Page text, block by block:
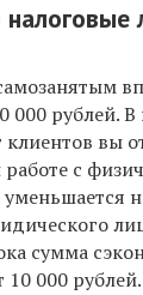
000 рублей.
вы
с
сумма
10 000 рублей.